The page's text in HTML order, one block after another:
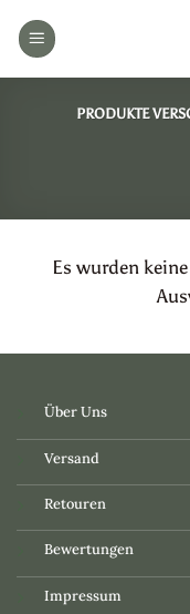
Inhalt
PRODUKTE
Es wurden
Über Uns
Versand
Retouren
Bewertungen
Impressum